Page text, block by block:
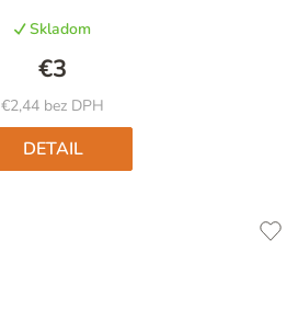
je
5,0
z
5
hviezdičiek.
Skladom
€2,44 bez DPH
€3
DETAIL